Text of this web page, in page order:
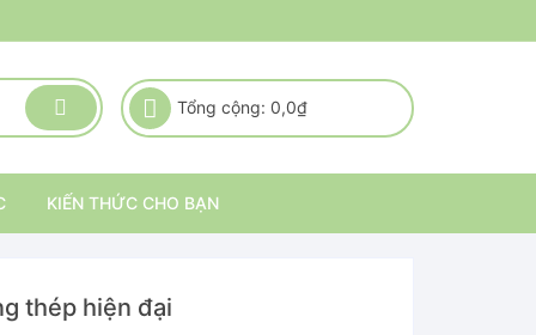
Tổng cộng: 0,0₫
KIẾN THỨC CHO BẠN
thép hiện đại